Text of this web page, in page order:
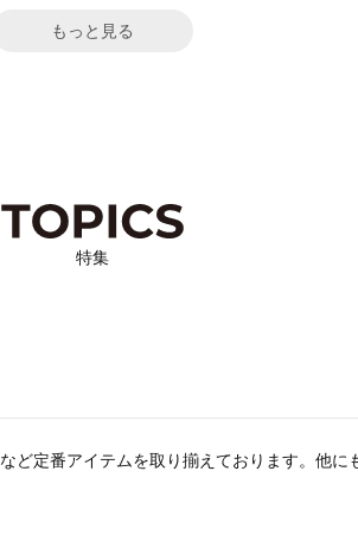
もっと見る
特集
など定番アイテムを取り揃えております。他に